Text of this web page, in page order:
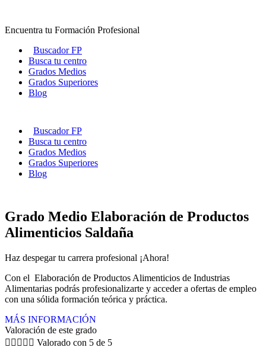
contenido
Encuentra tu Formación Profesional
Buscador FP
Busca tu centro
Grados Medios
Grados Superiores
Blog
Buscador FP
Busca tu centro
Grados Medios
Grados Superiores
Blog
Grado Medio Elaboración de Productos
Alimenticios Saldaña
Haz despegar tu carrera profesional ¡Ahora!
Con el Elaboración de Productos Alimenticios de Industrias
Alimentarias podrás profesionalizarte y acceder a ofertas de empleo
con una sólida formación teórica y práctica.
MÁS INFORMACIÓN
Valoración de este grado
     Valorado con 5 de 5